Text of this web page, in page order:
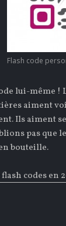
Flash code
lui-même !
aiment
Ils aiment
pas que
bouteille.
codes en